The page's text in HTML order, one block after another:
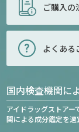
ご購入の
よくある
国内検査機関に
アイドラッグストア
関による成分鑑定を適